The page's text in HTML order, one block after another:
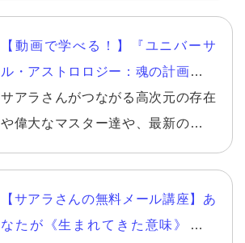
【動画で学べる！】『ユニバーサ
ル・アストロロジー：魂の計画書
Book of Lifeを読み解く』
サアラさんがつながる高次元の存在
や偉大なマスター達や、最新の宇宙
まったく新しい占星学を通じて読み
解いていきます。 サアラさん独自の
特別な解釈とチャートを使うので、
【サアラさんの無料メール講座】あ
なたが《生まれてきた意味》を知